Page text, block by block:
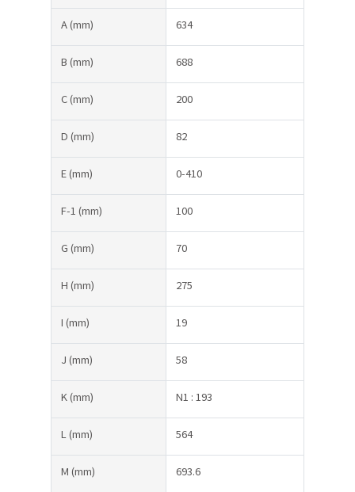
A(mm) 634
B (mm) 688
C(mm) 200
D (mm) 82
E(mm) 0-410
F-1 (mm) 100
G (mm) 70
H (mm) 275
I (mm) 19
J (mm) 58
K (mm) N1 : 193
L (mm) 564
M (mm) 693.6